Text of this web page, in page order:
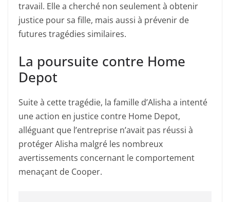
travail. Elle a cherché non seulement à obtenir
justice pour sa fille, mais aussi à prévenir de
futures tragédies similaires.
La poursuite contre Home
Depot
Suite à cette tragédie, la famille d’Alisha a intenté
une action en justice contre Home Depot,
alléguant que l’entreprise n’avait pas réussi à
protéger Alisha malgré les nombreux
avertissements concernant le comportement
menaçant de Cooper.